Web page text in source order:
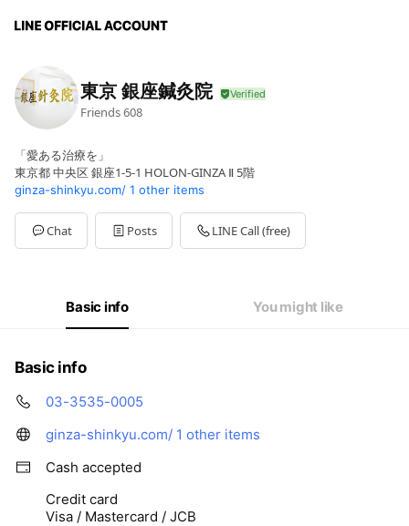
東京 銀座鍼灸院
Friends608
「愛ある治療を」
東京都 中央区 銀座1-5-1 HOLON-GINZA Ⅱ 5階
ginza-shinkyu.com/ 1 other items
Chat Posts LINE Call (free)
Basic info You might like
Basic info
03-3535-0005
ginza-shinkyu.com/ 1 other items
Cash accepted
Credit card
Visa / Mastercard / JCB